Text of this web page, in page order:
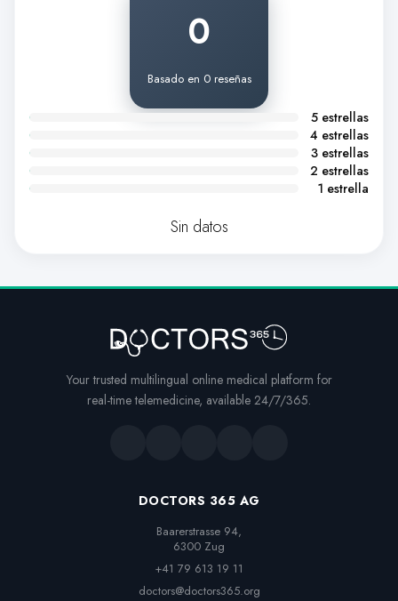
0
Basado en 0 reseñas
5 estrellas
4 estrellas
3 estrellas
2 estrellas
1 estrella
Sin datos
Your trusted multilingual online medical platform for
real-time telemedicine, available 24/7/365.
DOCTORS 365 AG
Baarerstrasse 94,
6300 Zug
+41 79 613 19 11
doctors@doctors365.org